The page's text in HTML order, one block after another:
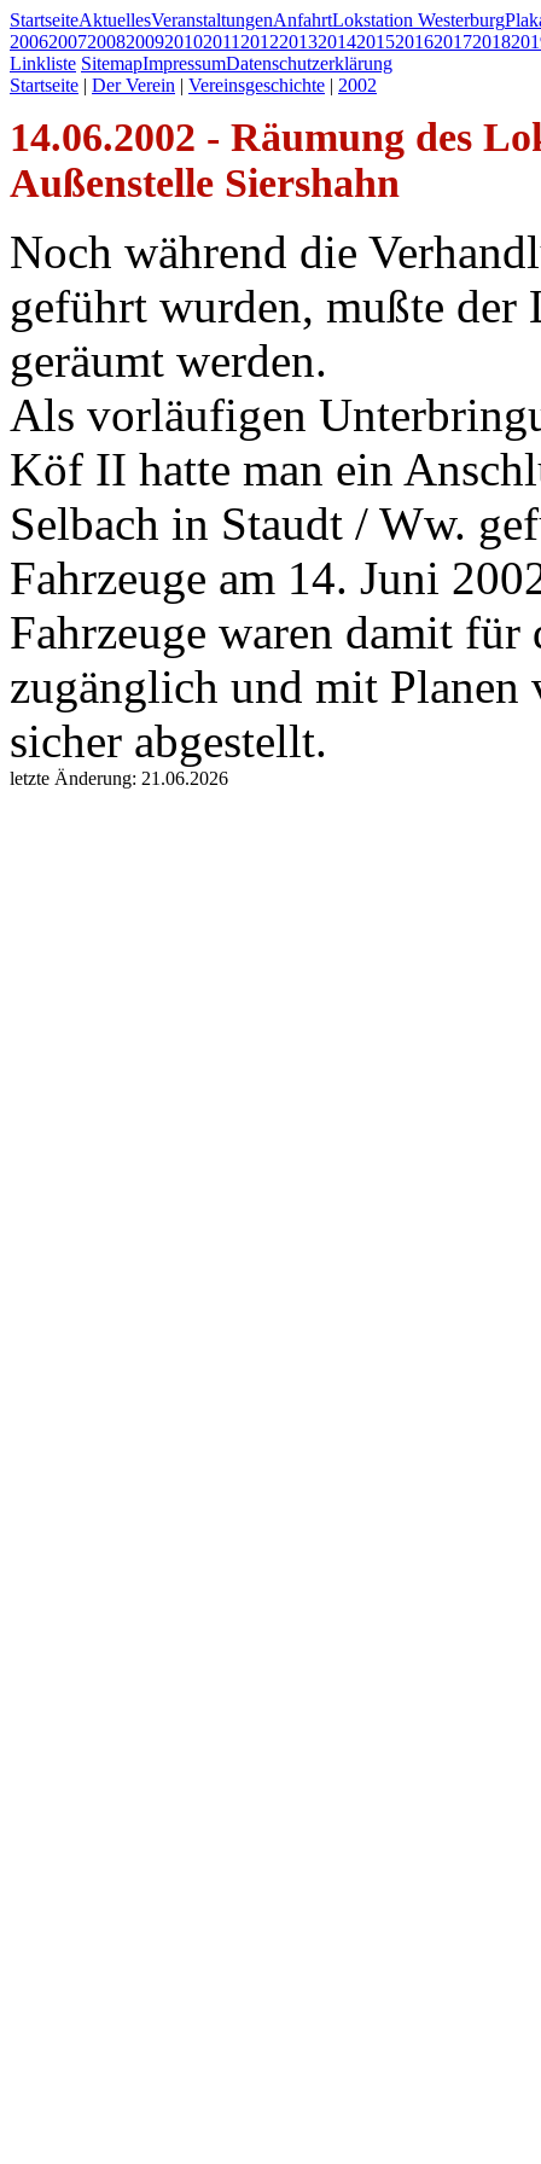
StartseiteAktuellesVeranstaltungenAnfahrtLokstation Westerburg
200620072008200920102011 2012201320142015201620172018
Linkliste SitemapImpressumDatenschutzerklärung
Startseite | Der Verein | Vereinsgeschichte | 2002
14.06.2002 - Räumung des
Außenstelle Siershahn
Noch während die
geführt wurden, mußte der
geräumt werden.
Als vorläufigen
Köf II hatte man ein
Selbach in Staudt / Ww.
Fahrzeuge am 14. Juni
Fahrzeuge waren damit
zugänglich und mit Planen
sicher abgestellt.
letzte Änderung: 21.06.2026